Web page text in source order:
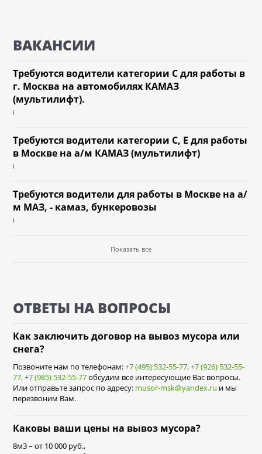
ВАКАНСИИ
Требуются водители категории С для работы в
г. Москва на автомобилях КАМАЗ
(мультилифт).
i
Требуются водители категории С, Е для работы
в Москве на а/м КАМАЗ (мультилифт)
i
Требуются водители для работы в Москве на а/
м МАЗ, - камаз, бункеровозы
i
Показать все
ОТВЕТЫ НА ВОПРОСЫ
Как заключить договор на вывоз мусора или
снега?
Позвоните нам по телефонам:+7 (495) 532-55-77,+7 (926) 532-55-
77,+7 (985) 532-55-77обсудим все интересующие Вас вопросы.
Или отправьте запрос по адресу: musor-msk@yandex.ru и мы
перезвоним Вам.
Каковы ваши цены на вывоз мусора?
8м3 – от 10 000 руб.,